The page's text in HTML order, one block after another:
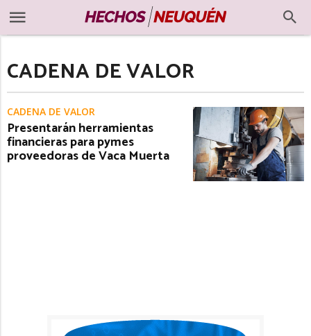
CADENA DE VALOR
CADENA DE VALOR
Presentarán herramientas
financieras para pymes
proveedoras de Vaca Muerta